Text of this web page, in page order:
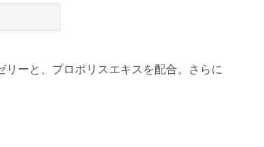
ーと、プロポリスエキスを配合。さらに